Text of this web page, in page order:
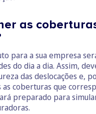
as
para a sua empresa
do dia a dia. Assim,
das deslocações e,
coberturas que
preparado para